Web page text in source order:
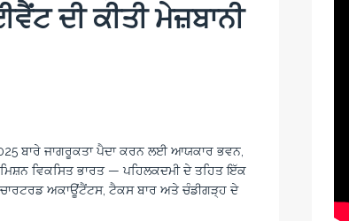
ਦੀ ਕੀਤੀ ਮੇਜ਼ਬਾਨੀ
ਬਾਰੇ ਜਾਗਰੂਕਤਾ ਪੈਦਾ ਕਰਨ ਲਈ ਆਯਕਾਰ ਭਵਨ,
ਵਿਕਸਿਤ ਭਾਰਤ — ਪਹਿਲਕਦਮੀ ਦੇ ਤਹਿਤ ਇੱਕ
ਅਕਾਊਂਟੈਂਟਸ, ਟੈਕਸ ਬਾਰ ਅਤੇ ਚੰਡੀਗੜ੍ਹ ਦੇ